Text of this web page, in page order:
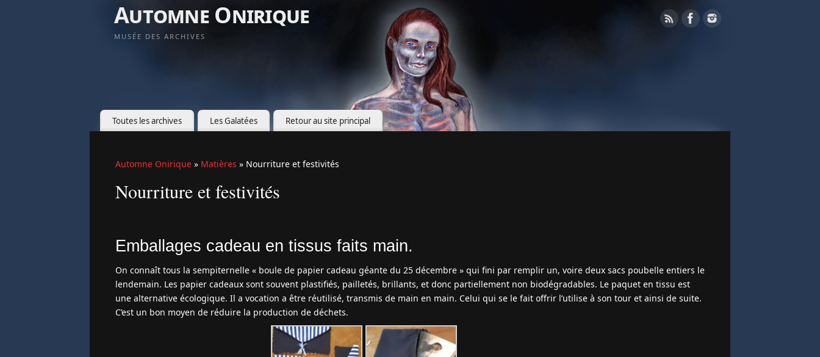
Automne Onirique
MUSÉE DES ARCHIVES
Toutes les archives Les Galatées Retour au site principal
Automne Onirique » Matières » Nourriture et festivités
Nourriture et festivités
Emballages cadeau en tissus faits main.
On connaît tous la sempiternelle « boule de papier cadeau géante du 25 décembre » qui fini par remplir un, voire deux sacs poubelle entiers le
lendemain. Les papier cadeaux sont souvent plastifiés, pailletés, brillants, et donc partiellement non biodégradables. Le paquet en tissu est
une alternative écologique. Il a vocation a être réutilisé, transmis de main en main. Celui qui se le fait offrir l’utilise à son tour et ainsi de suite.
C’est un bon moyen de réduire la production de déchets.